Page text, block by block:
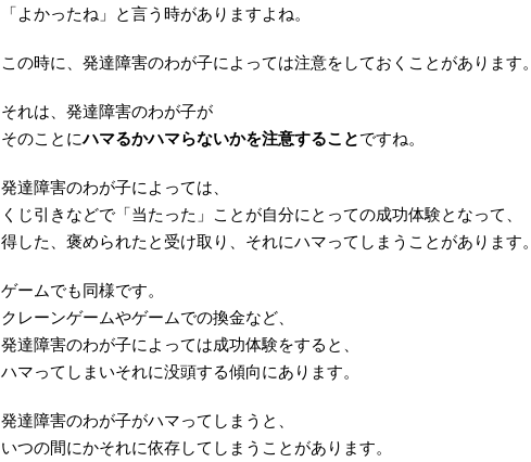
「よかったね」と言う時がありますよね。
この時に、発達障害のわが子によっては注意をしておくことがあります。
それは、発達障害のわが子が
そのことにハマるかハマらないかを注意することですね。
発達障害のわが子によっては、
くじ引きなどで「当たった」ことが自分にとっての成功体験となって、
得した、褒められたと受け取り、それにハマってしまうことがあります。
ゲームでも同様です。
クレーンゲームやゲームでの換金など、
発達障害のわが子によっては成功体験をすると、
ハマってしまいそれに没頭する傾向にあります。
発達障害のわが子がハマってしまうと、
いつの間にかそれに依存してしまうことがあります。